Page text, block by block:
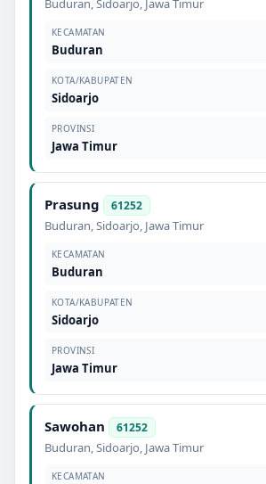
Buduran,Sidoarjo, Jawa Timur
KECAMATAN
Buduran
KOTA/KABUPATEN
Sidoarjo
PROVINSI
Jawa Timur
Prasung 61252
Buduran,Sidoarjo, Jawa Timur
KECAMATAN
Buduran
KOTA/KABUPATEN
Sidoarjo
PROVINSI
Jawa Timur
Sawohan 61252
Buduran,Sidoarjo, Jawa Timur
KECAMATAN